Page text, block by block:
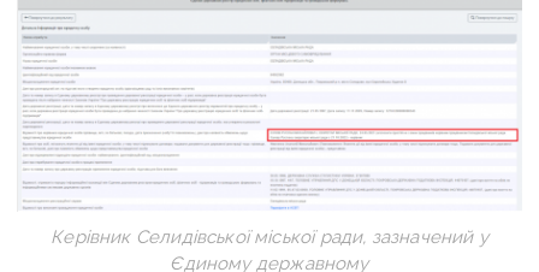
Керівник Селидівської міської ради, зазначений у
Єдиному державному